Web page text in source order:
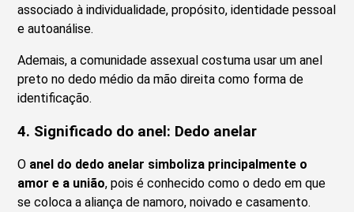
associado à individualidade, propósito, identidade pessoal
e autoanálise.
Ademais, a comunidade assexual costuma usar um anel
preto no dedo médio da mão direita como forma de
identificação.
4. Significado do anel: Dedo anelar
O anel do dedo anelar simboliza principalmente o
amor e a união, pois é conhecido como o dedo em que
se coloca a aliança de namoro, noivado e casamento.